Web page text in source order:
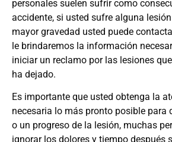
personales suelen sufrir como
accidente, si usted sufre alguna
mayor gravedad usted puede
le brindaremos la información
iniciar un reclamo por las lesiones
ha dejado.
Es importante que usted obtenga la
necesaria lo más pronto posible para
o un progreso de la lesión, muchas
ignorar los dolores y tiempo después